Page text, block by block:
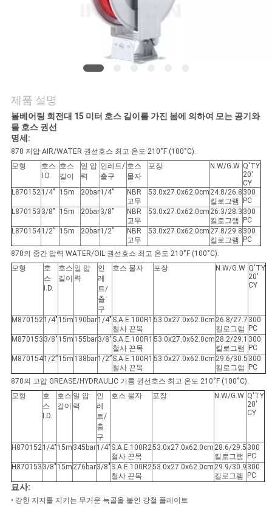
기
소
조
회
를
청
하
다
트
맵
제품 설명
볼베어링 회전대 15 미터 호스 길이를 가진 봄에 의하여 모는 공기와
물 호스 권선
명세:
870 저압 AIR/WATER 권선 호스 최고 온도 210˚F (100˚C).
모형
호스
I.D.
호스
길이
일 압
력
인레트/
출구
호스
물자
포장 N.W/G.W Q'TY
20'
CY
L8701521/4" 15m 20bar1/4"
NBR
고무
53.0x27.0x62.0cm 24.8/26.8
킬로그램
300
PC
L870153 3/8" 15m 20bar3/8"
NBR
고무
53.0x27.0x62.0cm 26.3/28.3
킬로그램
300
PC
L8701541/2” 15m 20bar1/2”
NBR
고무
53.0x27.0x62.0cm 27.8/29.8
킬로그램
300
PC
870의 중간 압력 WATER/OIL 권선 호스 최고 온도 210˚F (100˚C).
모형
호
스
I.D.
호스
길이
일 압
력
인
레
트/
출
구
호스 물자 포장 N.W/G.W Q'TY
20'
CY
M8701521/4" 15m 190bar1/4" S.A.E.100R1
철사 끈목
53.0x27.0x62.0cm 26.8/27.7
킬로그램
300
PC
M870153 3/8" 15m 155bar3/8" S.A.E.100R1
철사 끈목
53.0x27.0x62.0cm 28.2/29.1
킬로그램
300
PC
M8701541/2”15m 138bar1/2”S.A.E.100R1
철사 끈목
53.0x27.0x62.0cm 29.6/30.5
킬로그램
300
PC
870의 고압 GREASE/HYDRAULIC 기름 권선 호스 최고 온도 210˚F (100˚C).
모형
호
스
I.D.
호스
길이
일 압
력
인
레
트/
출
구
호스 물자 포장 N.W/G.W Q'TY
20'
CY
H8701521/4" 15m 345bar1/4" S.A.E.100R2
철사 끈목
53.0x27.0x62.0cm 28.6/29.5
킬로그램
300
PC
H870153 3/8" 15m 276bar3/8" S.A.E.100R2
철사 끈목
53.0x27.0x62.0cm 29.9/30.9
킬로그램
300
PC
묘사:
• 강한 지지를 지키는 무거운 늑골을 붙인 강철 플레이트